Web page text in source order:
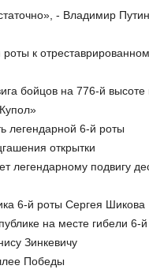
- Владимир Путин
к
бойцов на 776-й
легендарной 6-й роты
открытки
легендарному подвигу
6-й роты Сергея Шикова
на месте гибели 6-
Зинкевичу
Победы